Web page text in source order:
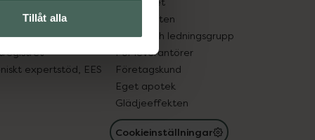
Tillåt alla
in gammal medicin
läkemedel
expertstöd, EES
Samarbeten
Ägare och ledningsgrupp
För leverantörer
Företagskund
Eget apotek
Glädjeeffekten
Cookieinställningar